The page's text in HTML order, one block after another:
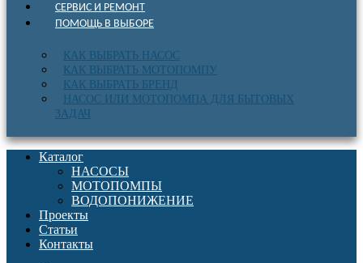
СЕРВИС И РЕМОНТ
ПОМОЩЬ В ВЫБОРЕ
КАК ВЫБРАТЬ НАСОС
КАК ВЫБРАТЬ МОТОПОМПУ
КАК ВЫБРАТЬ БРЕНД
НАСОС ИЛИ МОТОПОМПА ДЛЯ БЫТОВЫХ
ЗАДАЧ
Каталог
НАСОСЫ
МОТОПОМПЫ
ВОДОПОНИЖЕНИЕ
Проекты
Статьи
Контакты